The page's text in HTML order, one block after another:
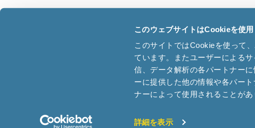
このウェブサイトはCookieを使
このサイトではCookieを使って
ています。またユーザーによる
信、データ解析の各パートナー
ーに提供した他の情報や各パー
ナーによって使用されることがあ
詳細を表示
Headquarter Switzerland
Switzerland
Phone +41